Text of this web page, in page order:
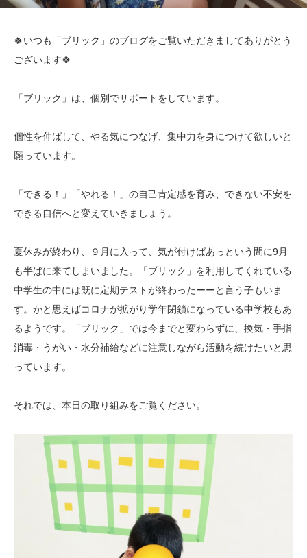
🍀いつも「ブリック」のブログをご覧いただきましてありがとう
ございます🍀
「ブリック」は、個別でサポートをしています。
個性を伸ばして、やる気につなげ、集中力を身につけて欲しいと
願っています。
「できる！」「やれる！」の自己肯定感を育み、できない不安を
できる自信へと変えていきましょう。
夏休みが終わり、９月に入って、気が付けばあっという間に9月
も半ばに来てしまいました。「ブリック」を利用してくれている
中学生の中には既に定期テストが終わったーーと言う子もいま
す。かと思えばコロナが拡がり学年閉鎖になっている中学校もあ
るようです。「ブリック」では今までと変わらずに、換気・手指
消毒・うがい・水分補給などに注意しながら活動を続けたいと思
っています。
それでは、本日の取り組みをご覧ください。